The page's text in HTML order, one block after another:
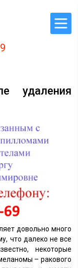
удаления
довольно много
что далеко не все
некоторые
– ракового